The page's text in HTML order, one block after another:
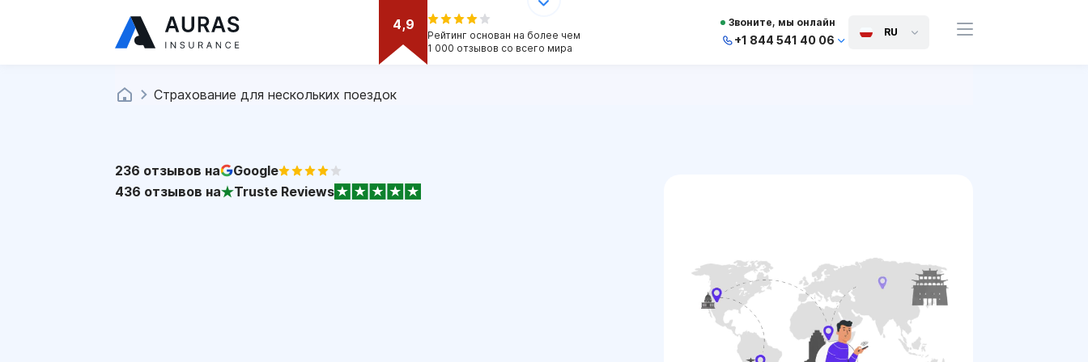
4,9
Рейтинг основан на более чем
1 000 отзывов со всего мира
Звоните, мы онлайн
+1 844 541 40 06
RU
Страхование для нескольких поездок
236 отзывов на
Google
436 отзывов на Truste Reviews